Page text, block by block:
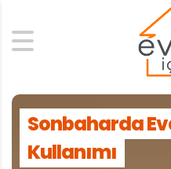
Search
Sonbaharda
Kullanımı